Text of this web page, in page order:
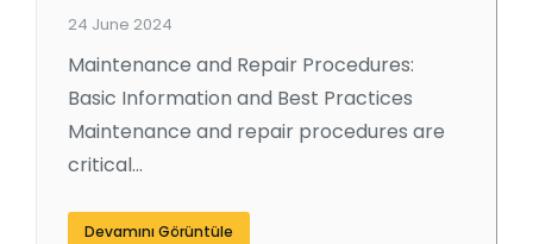
24 June 2024
Maintenance and Repair Procedures:
Basic Information and Best Practices
Maintenance and repair procedures are
critical…
Devamını Görüntüle